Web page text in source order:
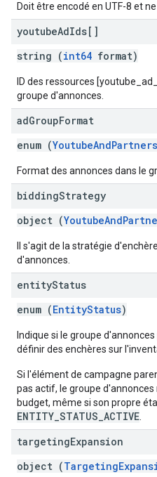
Doit être encodé en UTF-8 et
youtubeAdIds[]
string (int64 format)
ID des ressources
groupe d'annonces.
adGroupFormat
enum (
Format des annonces dans le
biddingStrategy
object (
Il s'agit de la stratégie
d'annonces.
entityStatus
enum (EntityStatus)
Indique si le groupe
définir des enchères sur
Si l'élément de campagne
pas actif, le groupe
budget, même si son propre
ENTITY_STATUS_ACTIVE
targetingExpansion
object (